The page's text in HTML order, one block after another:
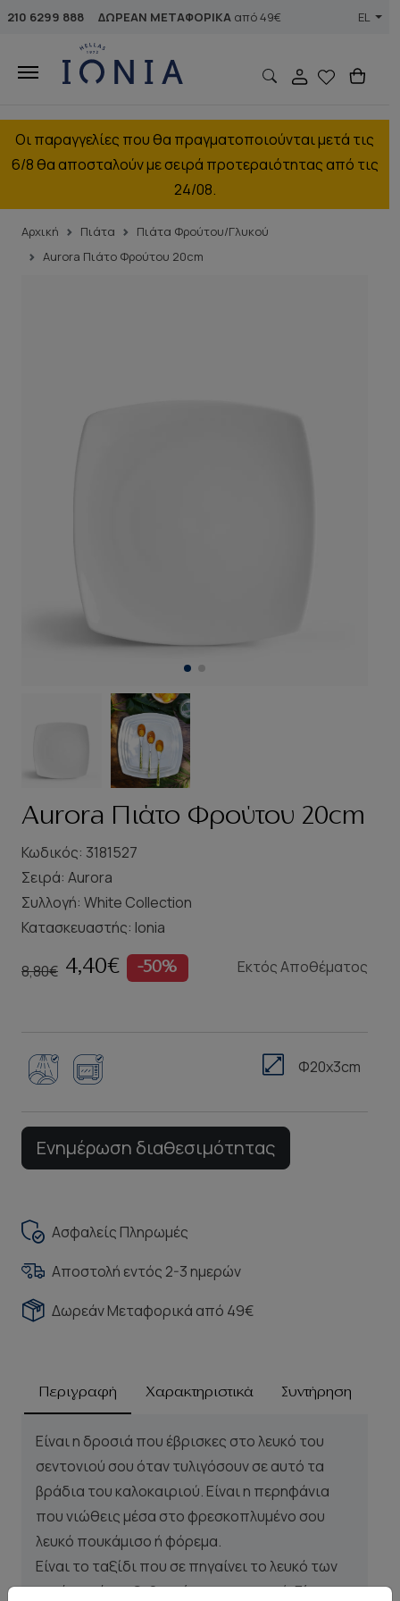
210 6299 888 ΔΩΡΕΑΝ ΜΕΤΑΦΟΡΙΚΑ από 49€ EL
Οι παραγγελίες που θα πραγματοποιούνται μετά τις
6/8 θα αποσταλούν με σειρά προτεραιότητας από τις
24/08.
Αρχική Πιάτα
Πιάτα Φρούτου/Γλυκού
Aurora Πιάτο Φρούτου 20cm
Aurora Πιάτο Φρούτου 20cm
Κωδικός: 3181527
Σειρά: Aurora
Συλλογή: White Collection
Κατασκευαστής: Ionia
8,80€ 4,40€ -50% Εκτός Αποθέματος
Φ20x3cm
Ενημέρωση διαθεσιμότητας
Ασφαλείς Πληρωμές
Αποστολή εντός 2-3 ημερών
Δωρεάν Μεταφορικά από 49€
Περιγραφή Χαρακτηριστικά Συντήρηση
Είναι η δροσιά που έβρισκες στο λευκό του
σεντονιού σου όταν τυλιγόσουν σε αυτό τα
βράδια του καλοκαιριού. Είναι η περηφάνια
που νιώθεις μέσα στο φρεσκοπλυμένο σου
λευκό πουκάμισο ή φόρεμα.
Είναι το ταξίδι που σε πηγαίνει το λευκό των
κυμάτων όταν ξεθυμαίνουν στην ακτή. Είναι το